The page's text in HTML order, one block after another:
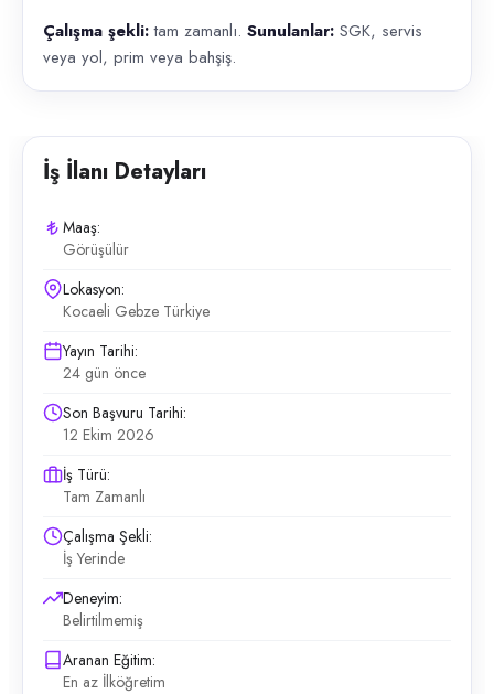
Çalışma şekli:tam zamanlı. Sunulanlar: SGK, servis
veya yol, prim veya bahşiş.
İş İlanı Detayları
Maaş:
Görüşülür
Lokasyon:
Kocaeli Gebze Türkiye
Yayın Tarihi:
24 gün önce
Son Başvuru Tarihi:
12 Ekim 2026
İş Türü:
Tam Zamanlı
Çalışma Şekli:
İş Yerinde
Deneyim:
Belirtilmemiş
Aranan Eğitim:
En az İlköğretim